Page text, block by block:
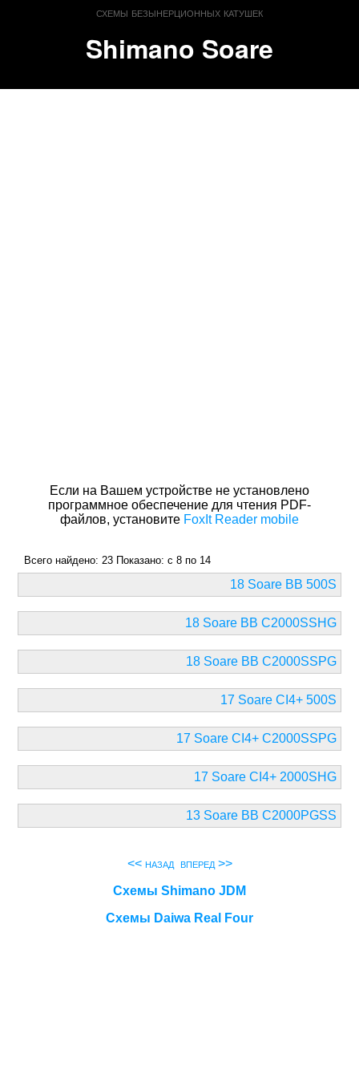
схемы безынерционных катушек
Shimano Soare
Если на Вашем устройстве не установлено
программное обеспечение для чтения PDF-
файлов, установите FoxIt Reader mobile
Всего найдено: 23 Показано: c 8 по 14
18 Soare BB 500S
18 Soare BB C2000SSHG
18 Soare BB C2000SSPG
17 Soare CI4+ 500S
17 Soare CI4+ C2000SSPG
17 Soare CI4+ 2000SHG
13 Soare BB C2000PGSS
<< назад вперед >>
Схемы Shimano JDM
Схемы Daiwa Real Four